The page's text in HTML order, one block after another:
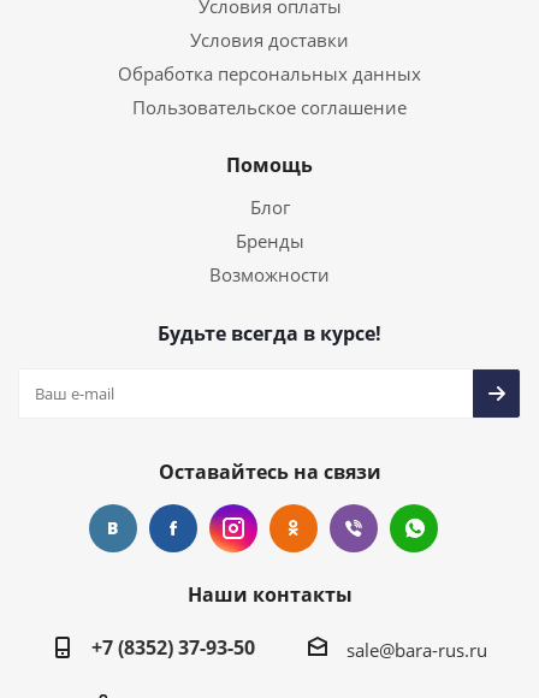
Условия оплаты
Условия доставки
Обработка персональных данных
Пользовательское соглашение
Помощь
Блог
Бренды
Возможности
Будьте всегда в курсе!
Оставайтесь на связи
Наши контакты
+7 (8352) 37-93-50
sale@bara-rus.ru